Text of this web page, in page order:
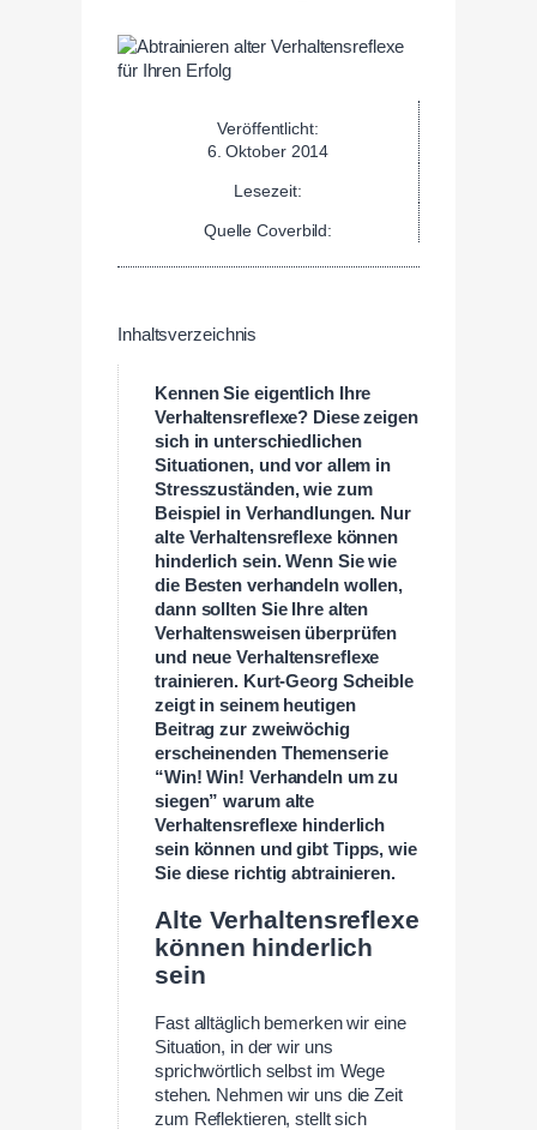
Veröffentlicht:
6. Oktober 2014
Lesezeit:
Quelle Coverbild:
Inhaltsverzeichnis
Kennen Sie eigentlich Ihre
Verhaltensreflexe? Diese zeigen
sich in unterschiedlichen
Situationen, und vor allem in
Stresszuständen, wie zum
Beispiel in Verhandlungen. Nur
alte Verhaltensreflexe können
hinderlich sein. Wenn Sie wie
die Besten verhandeln wollen,
dann sollten Sie Ihre alten
Verhaltensweisen überprüfen
und neue Verhaltensreflexe
trainieren. Kurt-Georg Scheible
zeigt in seinem heutigen
Beitrag zur zweiwöchig
erscheinenden Themenserie
“Win! Win! Verhandeln um zu
siegen” warum alte
Verhaltensreflexe hinderlich
sein können und gibt Tipps, wie
Sie diese richtig abtrainieren.
Alte Verhaltensreflexe
können hinderlich
sein
Fast alltäglich bemerken wir eine
Situation, in der wir uns
sprichwörtlich selbst im Wege
stehen. Nehmen wir uns die Zeit
zum Reflektieren, stellt sich